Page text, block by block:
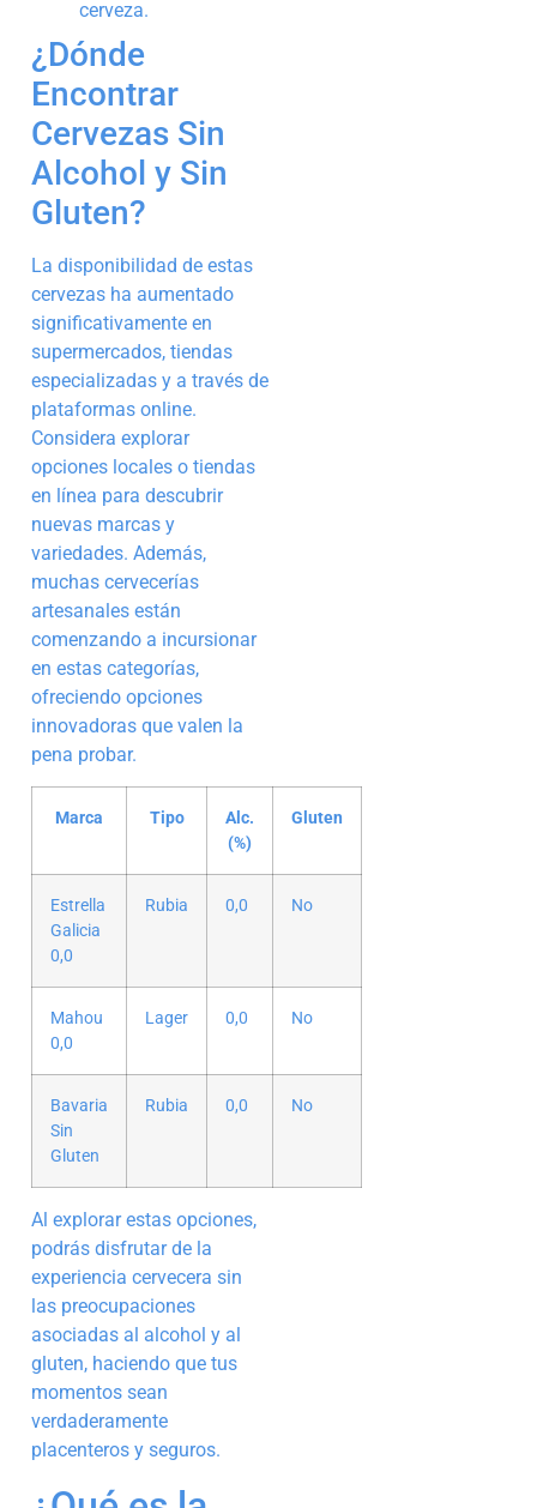
cerveza.
¿Dónde
Encontrar
Cervezas Sin
Alcohol y Sin
Gluten?
La disponibilidad de estas
cervezas ha aumentado
significativamente en
supermercados, tiendas
especializadas y a través de
plataformas online.
Considera explorar
opciones locales o tiendas
en línea para descubrir
nuevas marcas y
variedades. Además,
muchas cervecerías
artesanales están
comenzando a incursionar
en estas categorías,
ofreciendo opciones
innovadoras que valen la
pena probar.
Marca Tipo
Alc.
(%)
Gluten
Estrella
Galicia
0,0
Rubia 0,0 No
Mahou
0,0
Lager 0,0 No
Bavaria
Sin
Gluten
Rubia 0,0 No
Al explorar estas opciones,
podrás disfrutar de la
experiencia cervecera sin
las preocupaciones
asociadas al alcohol y al
gluten, haciendo que tus
momentos sean
verdaderamente
placenteros y seguros.